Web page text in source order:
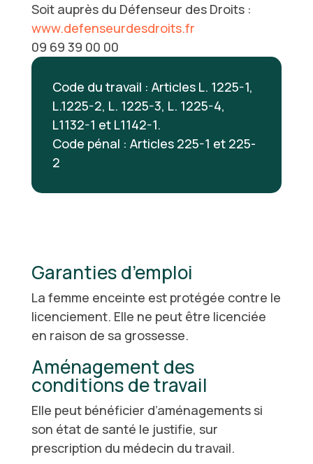
Soit auprès du Défenseur des Droits :
www.defenseurdesdroits.fr
09 69 39 00 00
Code du travail : Articles L. 1225-1,
L.1225-2, L. 1225-3, L. 1225-4,
L1132-1 et L1142-1.
Code pénal : Articles 225-1 et 225-
2
Garantiesd’emploi
La femme enceinte est protégée contre le
licenciement. Elle ne peut être licenciée
en raison de sa grossesse.
Aménagement des
conditions de travail
Elle peut bénéficier d’aménagements si
son état de santé le justifie, sur
prescription du médecin du travail.